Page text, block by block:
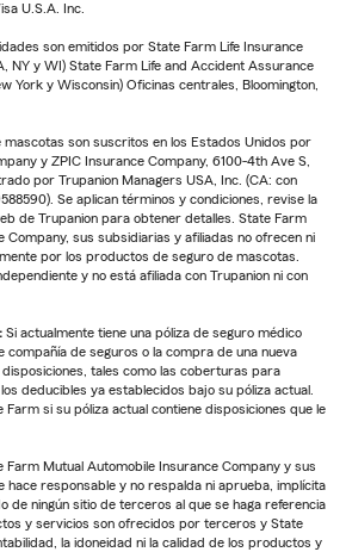
U.S.A. Inc.
son emitidos por State Farm Life Insurance
NY y WI) State Farm Life and Accident Assurance
York y Wisconsin) Oficinas centrales, Bloomington,
mascotas son suscritos en los Estados Unidos por
y ZPIC Insurance Company, 6100-4th Ave S,
por Trupanion Managers USA, Inc. (CA: con
Se aplican términos y condiciones, revise la
de Trupanion para obtener detalles. State Farm
Company, sus subsidiarias y afiliadas no ofrecen ni
por los productos de seguro de mascotas.
y no está afiliada con Trupanion ni con
Si actualmente tiene una póliza de seguro médico
compañía de seguros o la compra de una nueva
tales como las coberturas para
deducibles ya establecidos bajo su póliza actual.
Farm si su póliza actual contiene disposiciones que le
Farm Mutual Automobile Insurance Company y sus
hace responsable y no respalda ni aprueba, implícita
de ningún sitio de terceros al que se haga referencia
y servicios son ofrecidos por terceros y State
la idoneidad ni la calidad de los productos y